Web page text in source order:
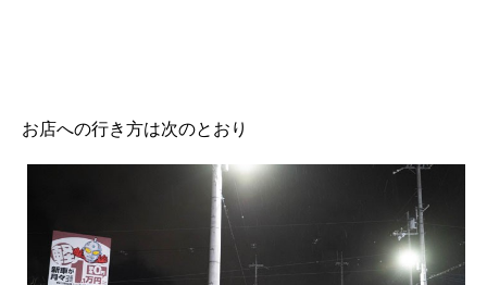
お店への行き方は次のとおり